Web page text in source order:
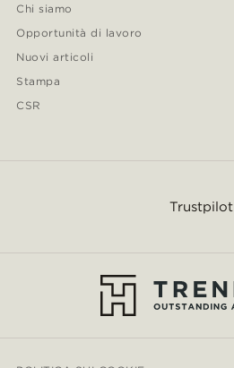
Chi siamo
Opportunità di lavoro
Nuovi articoli
Stampa
CSR
Trustpilot